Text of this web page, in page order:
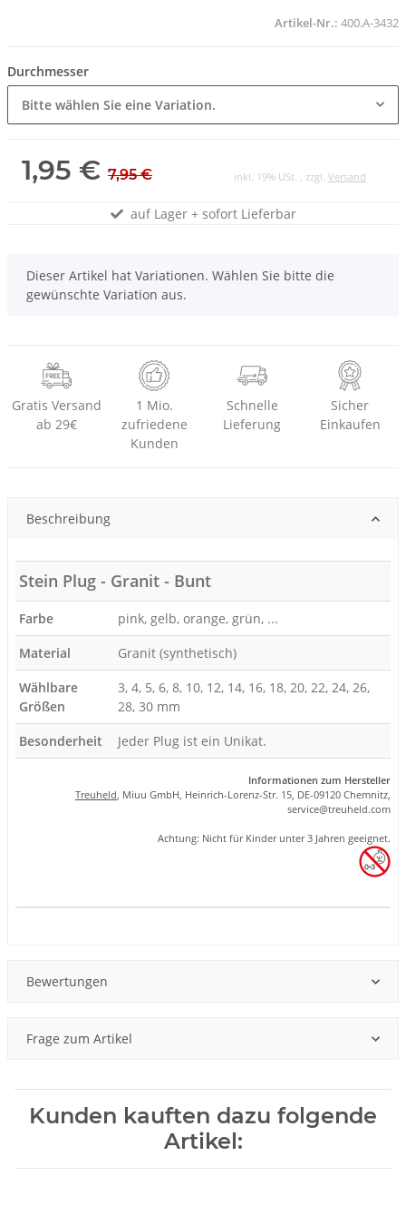
Artikel-Nr.: 400.A-3432
Durchmesser
Bitte wählen Sie eine Variation.
1,95 € 7,95 € inkl. 19% USt. , zzgl. Versand
auf Lager + sofort Lieferbar
x
Dieser Artikel hat Variationen. Wählen Sie bitte die
gewünschte Variation aus.
Gratis Versand
ab 29€
1 Mio.
zufriedene
Kunden
Schnelle
Lieferung
Sicher
Einkaufen
Beschreibung
Stein Plug - Granit - Bunt
Farbe
pink, gelb, orange, grün, ...
Material
Granit (synthetisch)
Wählbare
Größen
3, 4, 5, 6, 8, 10, 12, 14, 16, 18, 20, 22, 24, 26,
28, 30 mm
Besonderheit
Jeder Plug ist ein Unikat.
Informationen zum Hersteller
Treuheld, Miuu GmbH, Heinrich-Lorenz-Str. 15, DE-09120 Chemnitz,
service@treuheld.com
Achtung: Nicht für Kinder unter 3 Jahren geeignet.
Bewertungen
Frage zum Artikel
Kunden kauften dazu folgende
Artikel: